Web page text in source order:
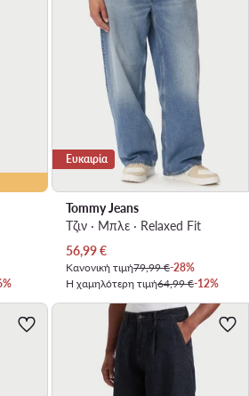
Ευκαιρία
Tommy Jeans
Τζιν · Μπλε · Relaxed Fit
Τρέχουσα τιμή
56,99€
Κανονική τιμή79,99 €-28%
Η χαμηλότερη τιμή64,99 €-12%